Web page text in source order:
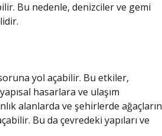
Bu nedenle, denizciler ve gemi
yol açabilir. Bu etkiler,
hasarlara ve ulaşım
alanlarda ve şehirlerde ağaçların
Bu da çevredeki yapıları ve